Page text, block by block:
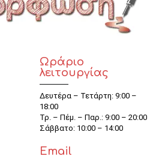
Ωράριο
λειτουργίας
Δευτέρα – Τετάρτη: 9:00 –
18:00
Τρ. – Πέμ. – Παρ.: 9:00 – 20:00
Σάββατο: 10:00 – 14:00
Email